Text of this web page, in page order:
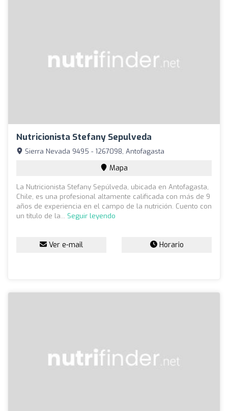
Nutricionista Stefany Sepulveda
Sierra Nevada 9495 - 1267098, Antofagasta
Mapa
La Nutricionista Stefany Sepúlveda, ubicada en Antofagasta,
Chile, es una profesional altamente calificada con más de 9
años de experiencia en el campo de la nutrición. Cuento con
un título de la... Seguir leyendo
Ver e-mail Horario